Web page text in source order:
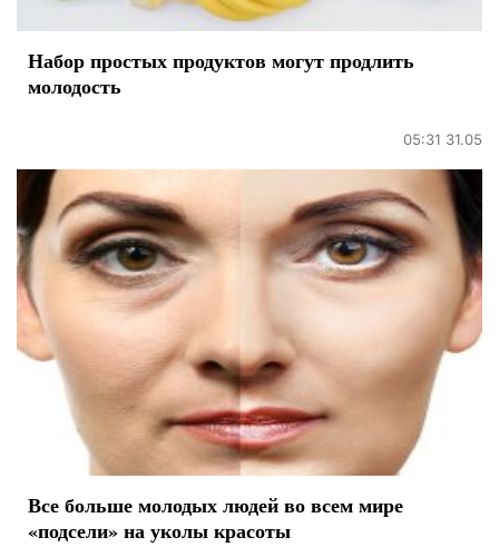
Набор простых продуктов могут продлить
молодость
05:31 31.05
Все больше молодых людей во всем мире
«подсели» на уколы красоты